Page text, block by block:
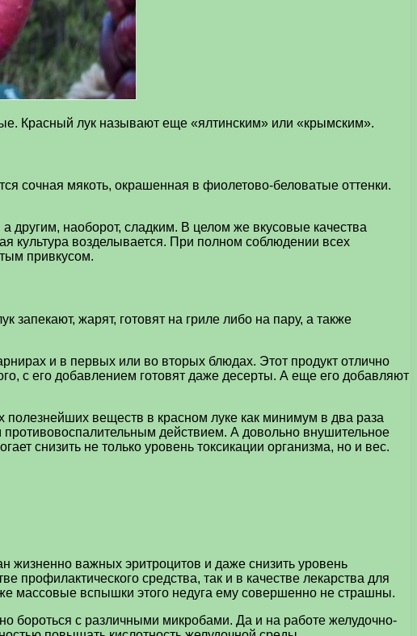
Красный лук называют еще «ялтинским» или «крымским».
сочная мякоть, окрашенная в фиолетово-беловатые оттенки.
другим, наоборот, сладким. В целом же вкусовые качества
культура возделывается. При полном соблюдении всех
привкусом.
запекают, жарят, готовят на гриле либо на пару, а также
и в первых или во вторых блюдах. Этот продукт отлично
с его добавлением готовят даже десерты. А еще его добавляют
полезнейших веществ в красном луке как минимум в два раза
действием. А довольно внушительное
снизить не только уровень токсикации организма, но и вес.
жизненно важных эритроцитов и даже снизить уровень
профилактического средства, так и в качестве лекарства для
массовые вспышки этого недуга ему совершенно не страшны.
бороться с различными микробами. Да и на работе желудочно-